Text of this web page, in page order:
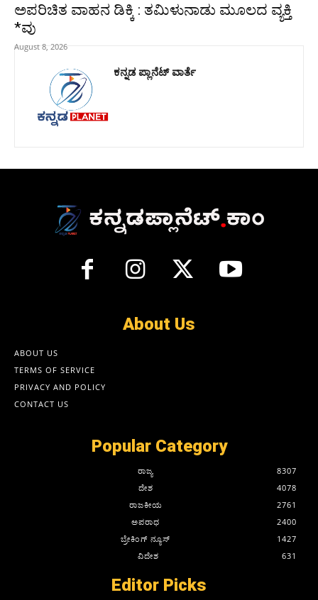
ಅಪರಿಚಿತ ವಾಹನ ಡಿಕ್ಕಿ : ತಮಿಳುನಾಡು ಮೂಲದ ವ್ಯಕ್ತಿ
*ವು
August 8, 2026
ಕನ್ನಡ ಪ್ಲಾನೆಟ್ ವಾರ್ತೆ
About Us
ABOUT US
TERMS OF SERVICE
PRIVACY AND POLICY
CONTACT US
Popular Category
ರಾಜ್ಯ
8307
ದೇಶ
4078
ರಾಜಕೀಯ
2761
ಅಪರಾಧ
2400
ಬ್ರೇಕಿಂಗ್ ನ್ಯೂಸ್
1427
ವಿದೇಶ
631
Editor Picks